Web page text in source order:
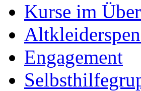
Kurse im
Engagement